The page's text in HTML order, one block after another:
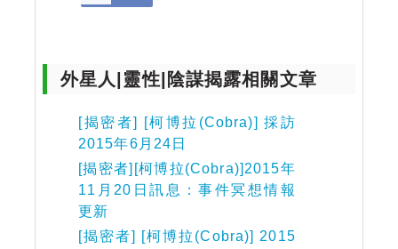
外星人|靈性|陰謀揭露相關文章
[揭密者] [柯博拉(Cobra)] 採訪
2015年6月24日
[揭密者][柯博拉(Cobra)]2015年
11月20日訊息：事件冥想情報
更新
[揭密者] [柯博拉(Cobra)] 2015